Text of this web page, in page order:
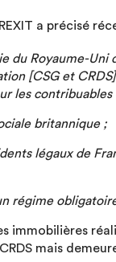
a précisé
du Royaume-Uni
[CSG et
les
britannique ;
légaux de
régime
immobilières
mais